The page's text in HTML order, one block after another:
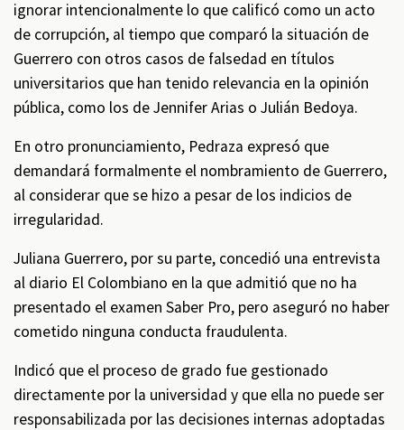
ignorar intencionalmente lo que calificó como un acto
de corrupción, al tiempo que comparó la situación de
Guerrero con otros casos de falsedad en títulos
universitarios que han tenido relevancia en la opinión
pública, como los de Jennifer Arias o Julián Bedoya.
En otro pronunciamiento, Pedraza expresó que
demandará formalmente el nombramiento de Guerrero,
al considerar que se hizo a pesar de los indicios de
irregularidad.
Juliana Guerrero, por su parte, concedió una entrevista
al diario El Colombiano en la que admitió que no ha
presentado el examen Saber Pro, pero aseguró no haber
cometido ninguna conducta fraudulenta.
Indicó que el proceso de grado fue gestionado
directamente por la universidad y que ella no puede ser
responsabilizada por las decisiones internas adoptadas